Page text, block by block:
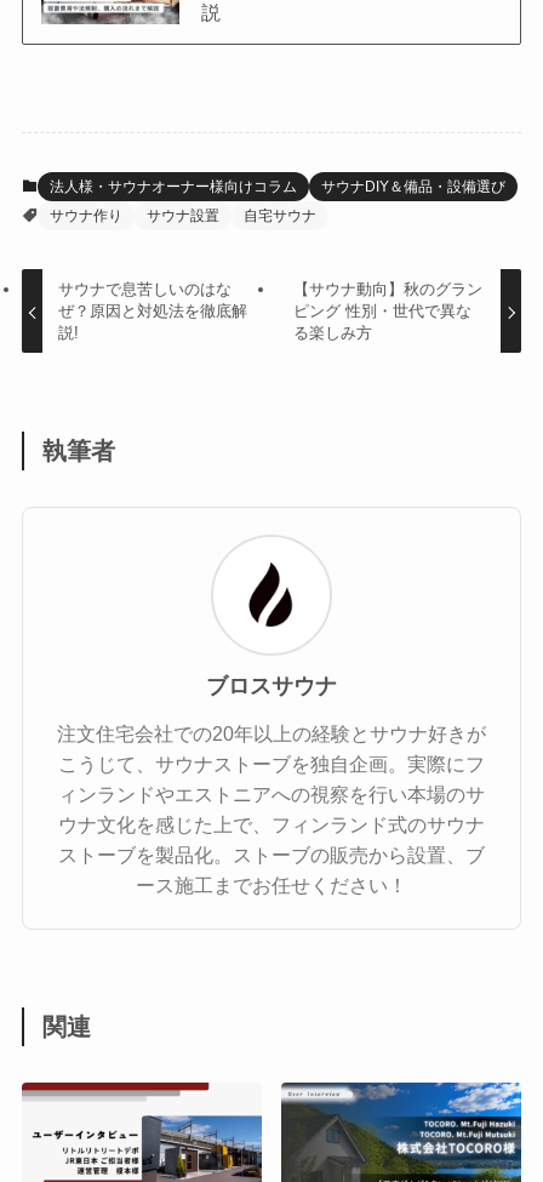
説
法人様・サウナオーナー様向けコラム
サウナDIY＆備品・設備選び
サウナ作り
サウナ設置 自宅サウナ
サウナで息苦しいのはな
ぜ？原因と対処法を徹底解
説!
【サウナ動向】秋のグラン
ピング 性別・世代で異な
る楽しみ方
執筆者
ブロスサウナ
注文住宅会社での20年以上の経験とサウナ好きが
こうじて、サウナストーブを独自企画。実際にフ
ィンランドやエストニアへの視察を行い本場のサ
ウナ文化を感じた上で、フィンランド式のサウナ
ストーブを製品化。ストーブの販売から設置、ブ
ース施工までお任せください！
関連